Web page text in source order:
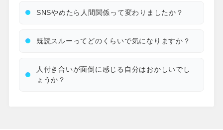
SNSやめたら人間関係って変わりましたか？
既読スルーってどのくらいで気になりますか？
人付き合いが面倒に感じる自分はおかしいでし
ょうか？